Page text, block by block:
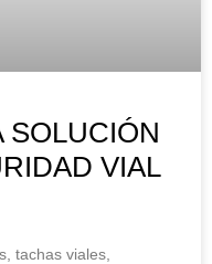
SOLUCIÓN
VIAL
tachas viales,